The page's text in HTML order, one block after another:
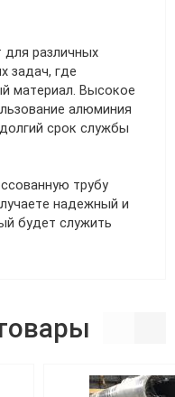
различных
задач, где
материал. Высокое
алюминия
срок службы
трубу
надежный и
будет служить